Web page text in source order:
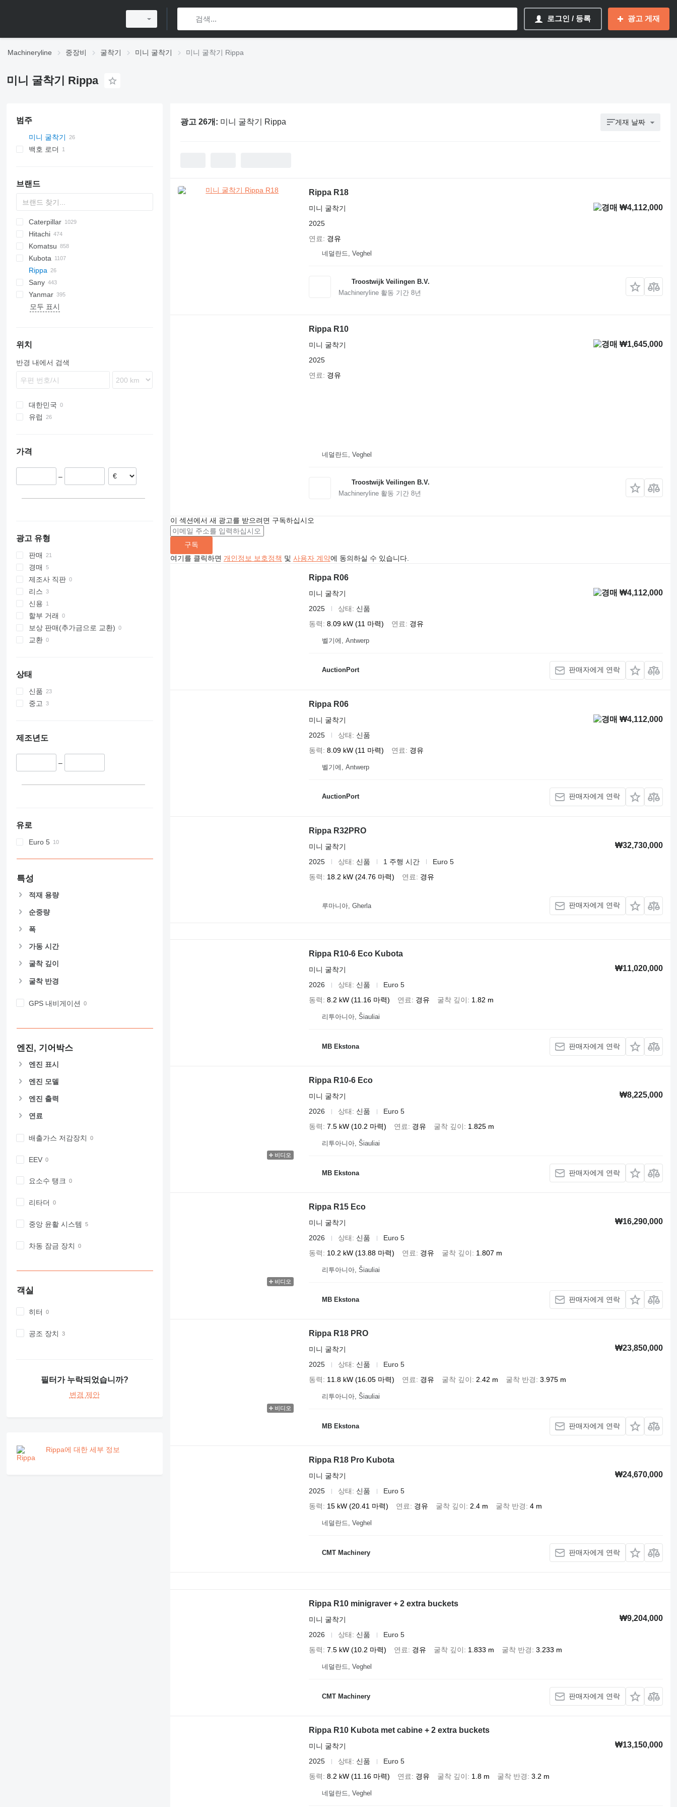
로그인 / 등록 광고 게재
Machineryline 중장비 굴착기 미니 굴착기 미니 굴착기 Rippa
미니 굴착기 Rippa
범주
미니 굴착기
백호 로더
브랜드
AX
140W
1404
1604
AR
W series
323
325
328
331
334
341
425
430
90
CK
440
CX
SR
Caterpillar
301
302
303
304
305
306
307
320
E-series
PC
DX
DH
DX
W-series
FH
FR
E-series
Transit
D-series
H-series
Hitachi
EX
ZX
Zaxis
HW-series
HX-series
R-series
Robex
IS
16C-1
25Z-1
26C-1
35Z-1
36C-1
50Z-2
8010
8014
8016
8018
8025
8055
8065
8085
JS
JZ
CT
HT
KV
PC
HD
SK
SS
Komatsu
PC
KL
Kubota
A-series
B-series
GL-series
K-series
R-series
U-series
906F
9017
9018
9027FZTS
CDM
LG
FR
MP
6
8
714
VA
50
803
1404
2503
E-series
NM
EB
HE
XN
Rippa
R-series
R10
R15
E-Series
ER
Sany
SY
HR
1622
2430
SD
SE
SH
SWE
TB
HR
TC
A-series
EC
28Z3
1404
RD
ET
EZ
1140
1160
3080
T-series
XE
XG
Yanmar
B-series
U-series
ZE
H
모두 표시
위치
반경 내에서 검색
대한민국
유럽
오스트리아
가격
–
광고 유형
판매
경매
제조사 직판
리스
신용
할부 거래
보상 판매(추가금으로 교환)
교환
상태
신품
중고
제조년도
–
유로
Euro 5
특성
적재 용량
순중량
폭
가동 시간
굴착 깊이
굴착 반경
GPS 내비게이션
엔진, 기어박스
엔진 표시
엔진 모델
엔진 출력
연료
배출가스 저감장치
EEV
요소수 탱크
리타더
중앙 윤활 시스템
차동 잠금 장치
객실
히터
공조 장치
필터가 누락되었습니까?
변경 제안
Rippa에 대한 세부 정보
광고 26개: 미니 굴착기 Rippa 게재 날짜
Rippa R18
₩4,112,000
미니 굴착기
2025
연료
경유
네덜란드, Veghel
Troostwijk Veilingen B.V.
Machineryline 활동 기간 8년
Rippa R10
₩1,645,000
미니 굴착기
2025
연료
경유
네덜란드, Veghel
Troostwijk Veilingen B.V.
Machineryline 활동 기간 8년
이 섹션에서 새 광고를 받으려면 구독하십시오
구독
여기를 클릭하면 개인정보 보호정책 및 사용자 계약에 동의하실 수 있습니다.
Rippa R06
₩4,112,000
미니 굴착기
2025
상태
신품
동력
8.09 kW (11 마력) 연료 경유
벨기에, Antwerp
AuctionPort 판매자에게 연락
Rippa R06
₩4,112,000
미니 굴착기
2025
상태
신품
동력
8.09 kW (11 마력) 연료 경유
벨기에, Antwerp
AuctionPort 판매자에게 연락
Rippa R32PRO
₩32,730,000
미니 굴착기
2025
상태 신품 1 주행 시간
Euro 5
동력
18.2 kW (24.76 마력) 연료 경유
루마니아, Gherla 판매자에게 연락
Rippa R10-6 Eco Kubota
₩11,020,000
미니 굴착기
2026
상태 신품
Euro 5
동력
8.2 kW (11.16 마력) 연료 경유 굴착 깊이 1.82 m
리투아니아, Šiauliai
MB Ekstona 판매자에게 연락
비디오
Rippa R10-6 Eco
₩8,225,000
미니 굴착기
2026
상태 신품
Euro 5
동력
7.5 kW (10.2 마력) 연료 경유 굴착 깊이 1.825 m
리투아니아, Šiauliai
MB Ekstona 판매자에게 연락
비디오
Rippa R15 Eco
₩16,290,000
미니 굴착기
2026
상태 신품
Euro 5
동력
10.2 kW (13.88 마력) 연료 경유 굴착 깊이 1.807 m
리투아니아, Šiauliai
MB Ekstona 판매자에게 연락
비디오
Rippa R18 PRO
₩23,850,000
미니 굴착기
2025
상태 신품
Euro 5
동력
11.8 kW (16.05 마력) 연료 경유 굴착 깊이 2.42 m 굴착 반경 3.975 m
리투아니아, Šiauliai
MB Ekstona 판매자에게 연락
Rippa R18 Pro Kubota
₩24,670,000
미니 굴착기
2025
상태 신품
Euro 5
동력
15 kW (20.41 마력) 연료 경유 굴착 깊이 2.4 m 굴착 반경 4 m
네덜란드, Veghel
CMT Machinery 판매자에게 연락
Rippa R10 minigraver + 2 extra buckets
₩9,204,000
미니 굴착기
2026
상태 신품
Euro 5
동력
7.5 kW (10.2 마력) 연료 경유 굴착 깊이 1.833 m 굴착 반경 3.233 m
네덜란드, Veghel
CMT Machinery 판매자에게 연락
Rippa R10 Kubota met cabine + 2 extra buckets
₩13,150,000
미니 굴착기
2025
상태 신품
Euro 5
동력
8.2 kW (11.16 마력) 연료 경유 굴착 깊이 1.8 m 굴착 반경 3.2 m
네덜란드, Veghel